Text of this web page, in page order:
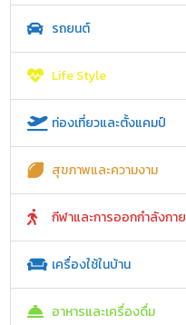
รถยนต์
Life Style
ท่องเที่ยวและตั้งแคมป์
สุขภาพและความงาม
กีฬาและการออกกำลังกาย
เครื่องใช้ในบ้าน
อาหารและเครื่องดื่ม